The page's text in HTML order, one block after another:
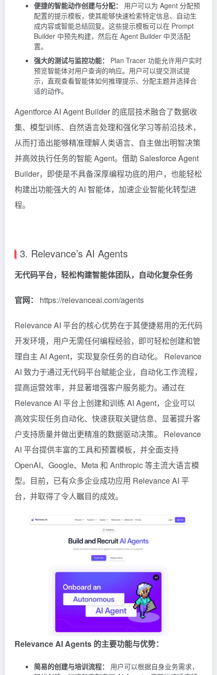
便捷的智能动作创建与分配：
用户可以为 Agent 分配预
配置的提示模板，使其能够快速检索特定信息、自动生
成内容或智能总结回复。这些提示模板可以在 Prompt
Builder 中预先构建，然后在 Agent Builder 中灵活配
置。
强大的测试与监控功能：
Plan Tracer 功能允许用户实时
预览智能体对用户查询的响应。用户可以提交测试提
示，直观查看智能体如何推理提示、分配主题并选择合
适的动作。
Agentforce AI Agent Builder 的底层技术融合了数据收
集、模型训练、自然语言处理和强化学习等前沿技术，
从而打造出能够精准理解人类语言、自主做出明智决策
并高效执行任务的智能 Agent。借助 Salesforce Agent
Builder，即使是不具备深厚编程功底的用户，也能轻松
构建出功能强大的 AI 智能体，加速企业智能化转型进
程。
3. Relevance’s AI Agents
无代码平台，轻松构建智能体团队，自动化复杂任务
官网： https://relevanceai.com/agents
Relevance AI 平台的核心优势在于其便捷易用的无代码
开发环境，用户无需任何编程经验，即可轻松创建和管
理自主 AI Agent，实现复杂任务的自动化。 Relevance
AI 致力于通过无代码平台赋能企业，自动化工作流程，
提高运营效率，并显著增强客户服务能力。通过在
Relevance AI 平台上创建和训练 AI Agent，企业可以
高效实现任务自动化、快速获取关键信息、显著提升客
户支持质量并做出更精准的数据驱动决策。 Relevance
AI 平台提供丰富的工具和预置模板，并全面支持
OpenAI、Google、Meta 和 Anthropic等主流大语言模
型。目前，已有众多企业成功应用 Relevance AI 平
台，并取得了令人瞩目的成效。
Relevance AI Agents 的主要功能与优势：
简易的创建与培训流程：
用户可以根据自身业务需求，